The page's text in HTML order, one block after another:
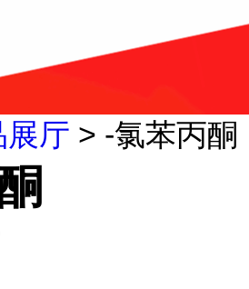
展厅 > -氯苯丙酮